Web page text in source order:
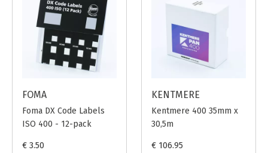
FOMA
Foma DX Code Labels
ISO 400 - 12-pack
€ 3.50
KENTMERE
Kentmere 400 35mm x
30,5m
€ 106.95